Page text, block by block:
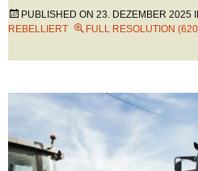
PUBLISHED ON 23. DEZEMBER 2025
REBELLIERT
FULL RESOLUTION